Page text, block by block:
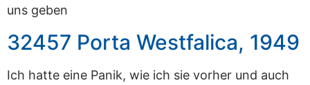
uns geben
32457 Porta Westfalica, 1949
Ich hatte eine Panik, wie ich sie vorher und auch